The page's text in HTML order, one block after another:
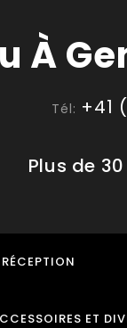
Tél: +41
Plus de
RÉCEPTION
ET